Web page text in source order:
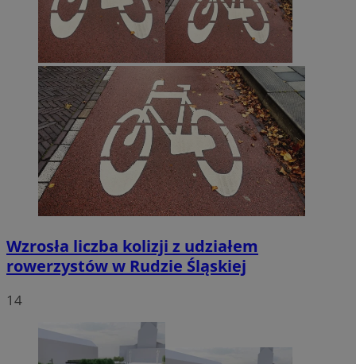
Wzrosła liczba kolizji z udziałem
rowerzystów w Rudzie Śląskiej
14